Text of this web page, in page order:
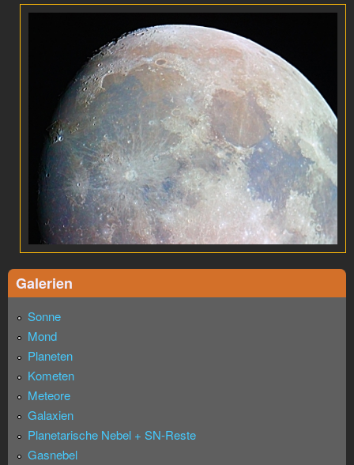
Galerien
Sonne
Mond
Planeten
Kometen
Meteore
Galaxien
Planetarische Nebel + SN-Reste
Gasnebel